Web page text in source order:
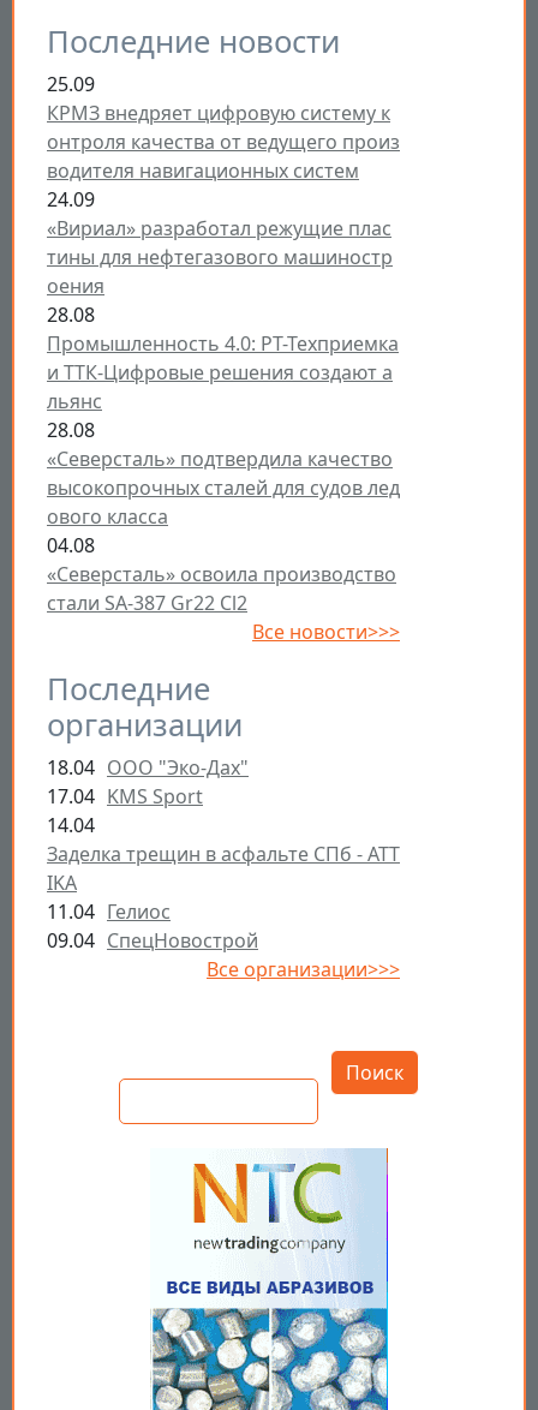
Последние новости
25.09
КРМЗ внедряет цифровую систему к
онтроля качества от ведущего произ
водителя навигационных систем
24.09
«Вириал» разработал режущие плас
тины для нефтегазового машиностр
оения
28.08
Промышленность 4.0: РТ-Техприемка
и ТТК-Цифровые решения создают а
льянс
28.08
«Северсталь» подтвердила качество
высокопрочных сталей для судов лед
ового класса
04.08
«Северсталь» освоила производство
стали SA-387 Gr22 Cl2
Все новости>>>
Последние
организации
18.04 ООО "Эко-Дах"
17.04 KMS Sport
14.04
Заделка трещин в асфальте СПб - ATT
IKA
11.04 Гелиос
09.04 СпецНовострой
Все организации>>>